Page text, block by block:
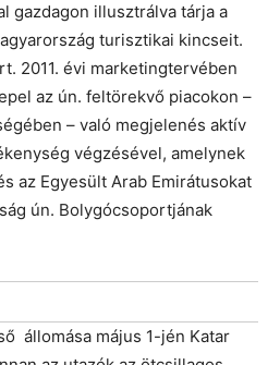
gazdagon illusztrálva tárja a
turisztikai kincseit.
2011. évi marketingtervében
az ún. feltörekvő piacokon –
– való megjelenés aktív
végzésével, amelynek
az Egyesült Arab Emirátusokat
ún. Bolygócsoportjának
állomása május 1-jén Katar